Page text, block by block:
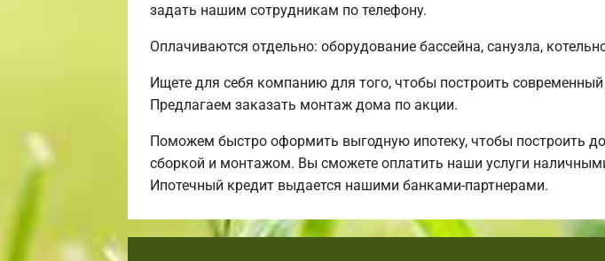
задать нашим сотрудникам по телефону.
Оплачиваются отдельно: оборудование бассейна, санузла,
Ищете для себя компанию для того, чтобы построить
Предлагаем заказать монтаж дома по акции.
Поможем быстро оформить выгодную ипотеку, чтобы построить
сборкой и монтажом. Вы сможете оплатить наши услуги
Ипотечный кредит выдается нашими банками-партнерами.